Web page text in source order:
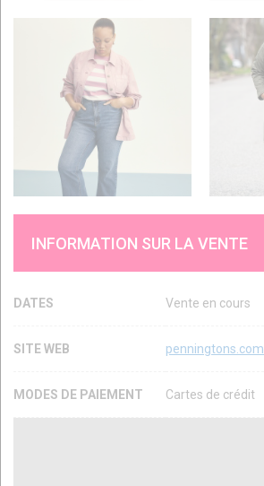
INFORMATION SUR LA VENTE
DATES Vente en cours
SITE WEB penningtons.com
MODES DE PAIEMENT Cartes de crédit